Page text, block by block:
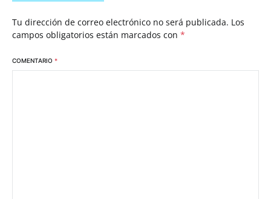
Tu dirección de correo electrónico no será publicada. Los
campos obligatorios están marcados con *
COMENTARIO *